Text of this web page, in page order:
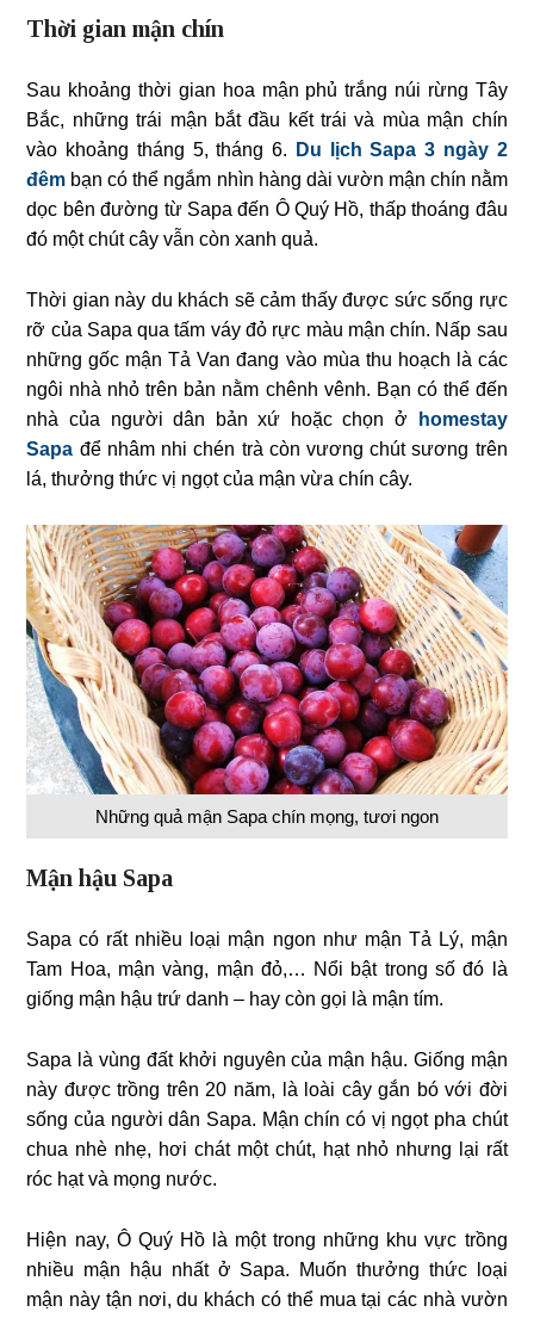
Thời gian mận chín
Sau khoảng thời gian hoa mận phủ trắng núi rừng Tây
Bắc, những trái mận bắt đầu kết trái và mùa mận chín
vào khoảng tháng 5, tháng 6.
Du lịch Sapa 3 ngày 2
đêm bạn có thể ngắm nhìn hàng dài vườn mận chín nằm
dọc bên đường từ Sapa đến Ô Quý Hồ, thấp thoáng đâu
đó một chút cây vẫn còn xanh quả.
Thời gian này du khách sẽ cảm thấy được sức sống rực
rỡ của Sapa qua tấm váy đỏ rực màu mận chín. Nấp sau
những gốc mận Tả Van đang vào mùa thu hoạch là các
ngôi nhà nhỏ trên bản nằm chênh vênh. Bạn có thể đến
nhà của người dân bản xứ hoặc chọn ở
homestay
Sapa để nhâm nhi chén trà còn vương chút sương trên
lá, thưởng thức vị ngọt của mận vừa chín cây.
Những quả mận Sapa chín mọng, tươi ngon
Mận hậu Sapa
Sapa có rất nhiều loại mận ngon như mận Tả Lý, mận
Tam Hoa, mận vàng, mận đỏ,… Nổi bật trong số đó là
giống mận hậu trứ danh – hay còn gọi là mận tím.
Sapa là vùng đất khởi nguyên của mận hậu. Giống mận
này được trồng trên 20 năm, là loài cây gắn bó với đời
sống của người dân Sapa. Mận chín có vị ngọt pha chút
chua nhè nhẹ, hơi chát một chút, hạt nhỏ nhưng lại rất
róc hạt và mọng nước.
Hiện nay, Ô Quý Hồ là một trong những khu vực trồng
nhiều mận hậu nhất ở Sapa. Muốn thưởng thức loại
mận này tận nơi, du khách có thể mua tại các nhà vườn